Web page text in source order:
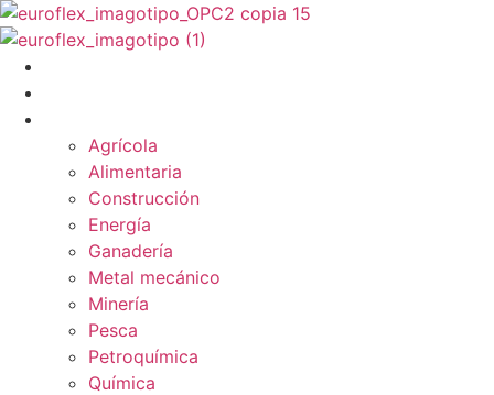
Ir
al
contenido
Agrícola
Alimentaria
Construcción
Energía
Ganadería
Metal mecánico
Minería
Pesca
Petroquímica
Química